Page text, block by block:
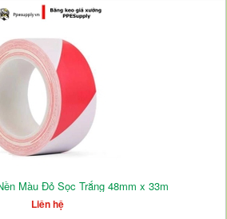
Màu Đỏ Sọc Trắng 48mm x 33m
Liên hệ